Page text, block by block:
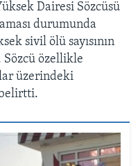
Dairesi Sözcüsü
durumunda
sivil ölü sayısının
Sözcü özellikle
üzerindeki